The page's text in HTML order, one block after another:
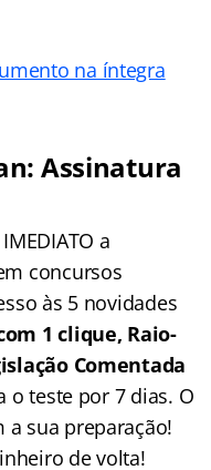
na íntegra
Assinatura
a
concursos
às 5 novidades
1 clique, Raio-
Comentada
o teste por 7 dias. O
sua preparação!
de volta!